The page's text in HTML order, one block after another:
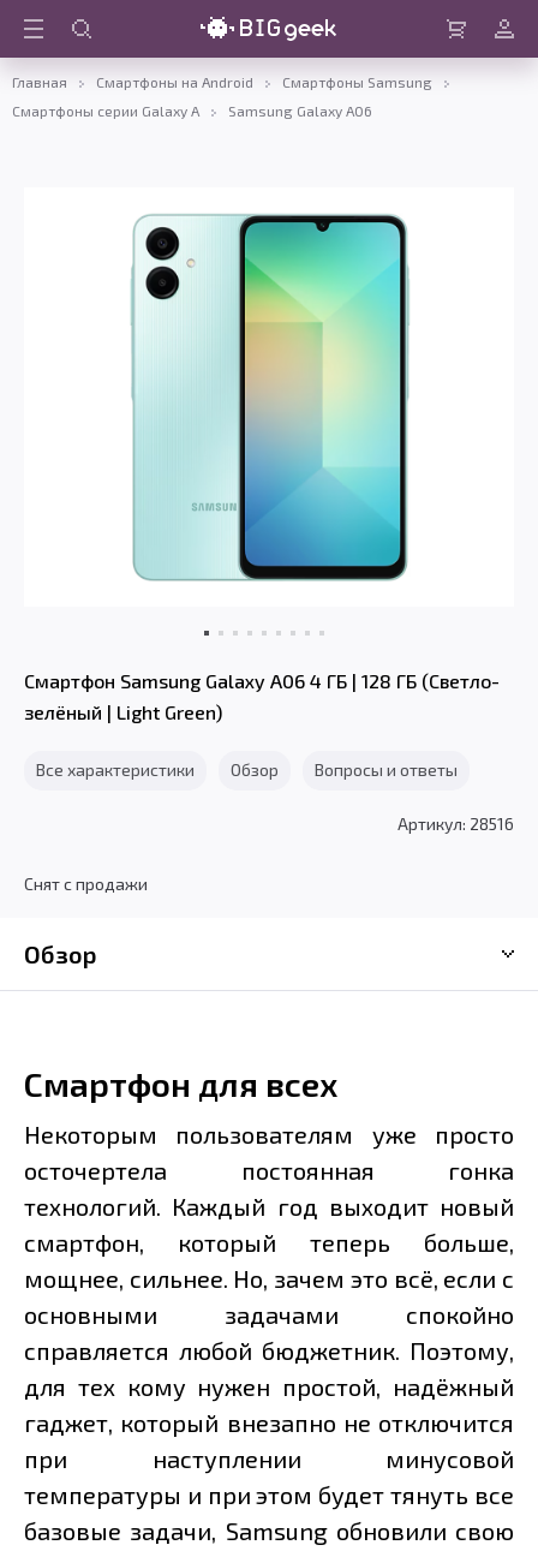
Войти
Главная Смартфоны на Android
Смартфоны Samsung
Смартфоны серии Galaxy A
Samsung Galaxy A06
Смартфон Samsung Galaxy A06 4 ГБ | 128 ГБ (Светло-
зелёный | Light Green)
Все характеристики Обзор Вопросы и ответы
Артикул: 28516
Снят с продажи
Обзор
Смартфон для всех
Некоторым пользователям уже просто
осточертела постоянная гонка
технологий. Каждый год выходит новый
смартфон, который теперь больше,
мощнее, сильнее. Но, зачем это всё, если с
основными задачами спокойно
справляется любой бюджетник. Поэтому,
для тех кому нужен простой, надёжный
гаджет, который внезапно не отключится
при наступлении минусовой
температуры и при этом будет тянуть все
базовые задачи, Samsung обновили свою